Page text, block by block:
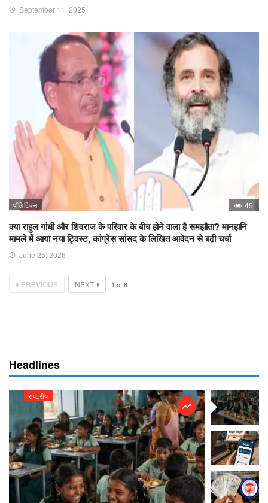
September 11, 2025
पॉलिटिक्स 45
क्या राहुल गांधी और शिवराज के परिवार के बीच होने वाला है समझौता? मानहानि
मामले में आया नया ट्विस्ट, कांग्रेस सांसद के लिखित आवेदन से बढ़ी चर्चा
June 25, 2026
PREVIOUS NEXT 1 of8
Headlines
राष्ट्रीय राष्ट्रीय